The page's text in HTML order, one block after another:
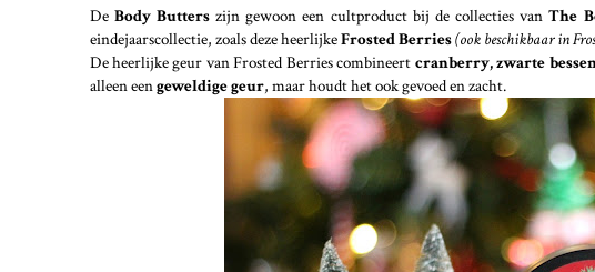
De Body Butterszijn gewoon een cultproduct bij de collecties vanThe
eindejaarscollectie, zoals deze heerlijkeFrosted Berries(ook beschikbaar in
De heerlijke geur van Frosted Berries combineert cranberry, zwarte
alleen eengeweldige geur, maar houdt het ook gevoed en zacht.